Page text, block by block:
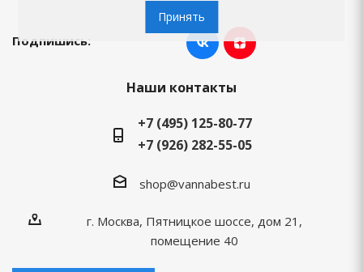
Подпишись:
Наши контакты
+7 (495) 125-80-77
+7 (926) 282-55-05
shop@vannabest.ru
г. Москва, Пятницкое шоссе, дом 21,
помещение 40
Принять